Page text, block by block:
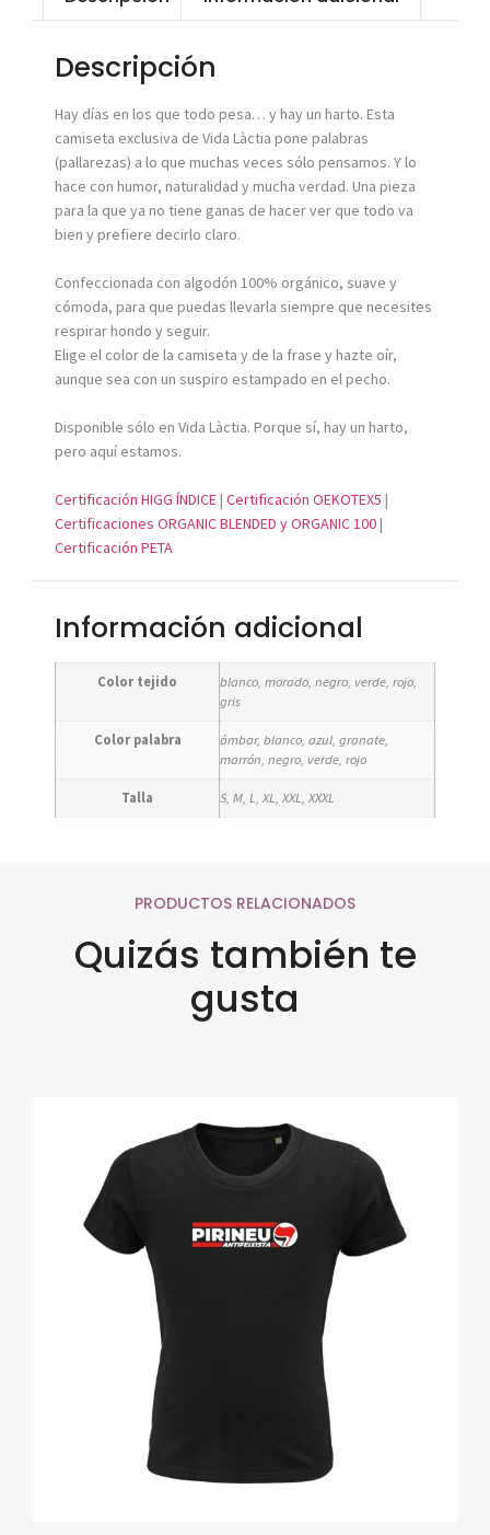
Descripción
Hay días en los que todo pesa… y hay un harto. Esta
camiseta exclusiva de Vida Làctia pone palabras
(pallarezas) a lo que muchas veces sólo pensamos. Y lo
hace con humor, naturalidad y mucha verdad. Una pieza
para la que ya no tiene ganas de hacer ver que todo va
bien y prefiere decirlo claro.
Confeccionada con algodón 100% orgánico, suave y
cómoda, para que puedas llevarla siempre que necesites
respirar hondo y seguir.
Elige el color de la camiseta y de la frase y hazte oír,
aunque sea con un suspiro estampado en el pecho.
Disponible sólo en Vida Làctia. Porque sí, hay un harto,
pero aquí estamos.
Certificación HIGG ÍNDICE| Certificación OEKOTEX5 |
Certificaciones ORGANIC BLENDED y ORGANIC 100|
Certificación PETA
Información adicional
Color tejido
blanco, morado, negro, verde, rojo,
gris
Color palabra
ámbar, blanco, azul, granate,
marrón, negro, verde, rojo
Talla S, M, L, XL, XXL, XXXL
PRODUCTOS RELACIONADOS
Quizás también te
gusta